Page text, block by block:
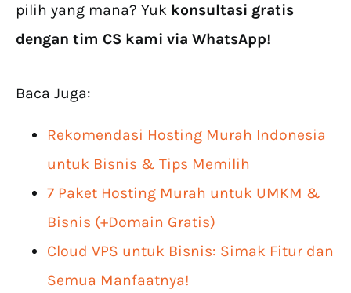
pilih yang mana? Yuk konsultasi gratis
dengan tim CS kami via WhatsApp!
Baca Juga:
Rekomendasi Hosting Murah Indonesia
untuk Bisnis & Tips Memilih
7 Paket Hosting Murah untuk UMKM &
Bisnis (+Domain Gratis)
Cloud VPS untuk Bisnis: Simak Fitur dan
Semua Manfaatnya!